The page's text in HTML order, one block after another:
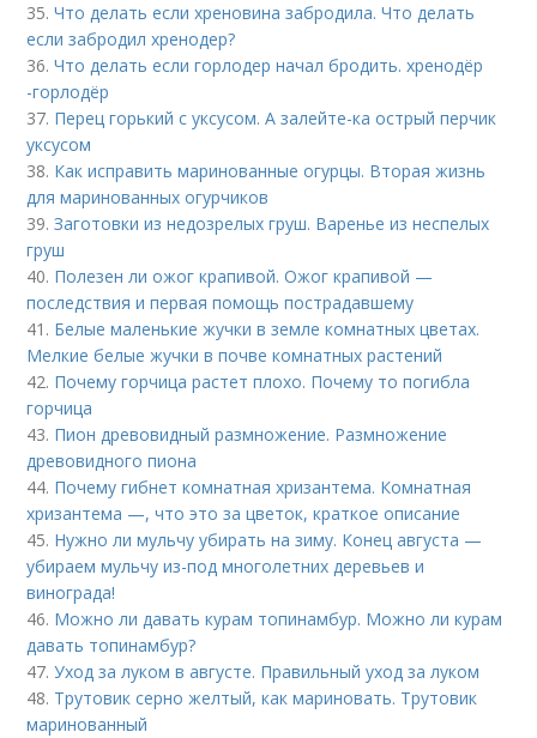
35.Что делать если хреновина забродила. Что делать
если забродил хренодер?
36.Что делать если горлодер начал бродить. хренодёр
-горлодёр
37. Перец горький с уксусом. А залейте-ка острый перчик
уксусом
38. Как исправить маринованные огурцы. Вторая жизнь
для маринованных огурчиков
39.Заготовки из недозрелых груш. Варенье из неспелых
груш
40. Полезен ли ожог крапивой. Ожог крапивой —
последствия и первая помощь пострадавшему
41. Белые маленькие жучки в земле комнатных цветах.
Мелкие белые жучки в почве комнатных растений
42. Почему горчица растет плохо. Почему то погибла
горчица
43. Пион древовидный размножение. Размножение
древовидного пиона
44. Почему гибнет комнатная хризантема. Комнатная
хризантема —, что это за цветок, краткое описание
45. Нужно ли мульчу убирать на зиму. Конец августа —
убираем мульчу из-под многолетних деревьев и
винограда!
46. Можно ли давать курам топинамбур. Можно ли курам
давать топинамбур?
47.Уход за луком в августе. Правильный уход за луком
48. Трутовик серно желтый, как мариновать. Трутовик
маринованный